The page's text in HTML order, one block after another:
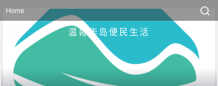
Home
温哥华岛便民生活